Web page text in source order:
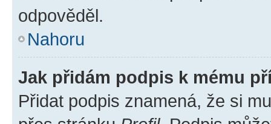
odpověděl.
Nahoru
Jak přidám podpis k mému
Přidat podpis znamená, že si